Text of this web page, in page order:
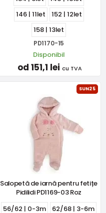
146 | 11let
152 | 12let
158 | 13let
PD1170-15
Disponibil
od 151,1 lei cu TVA
SUN25
Salopetă de iarnă pentru fetițe
Pidilidi PD1169-03 Roz
56/62 | 0-3m
62/68 | 3-6m